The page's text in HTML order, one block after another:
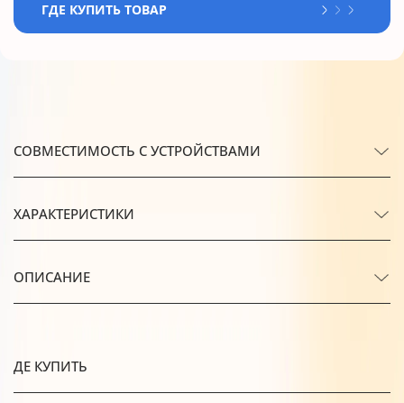
ГДЕ КУПИТЬ ТОВАР
СОВМЕСТИМОСТЬ С УСТРОЙСТВАМИ
ХАРАКТЕРИСТИКИ
ОПИСАНИЕ
ДЕ КУПИТЬ